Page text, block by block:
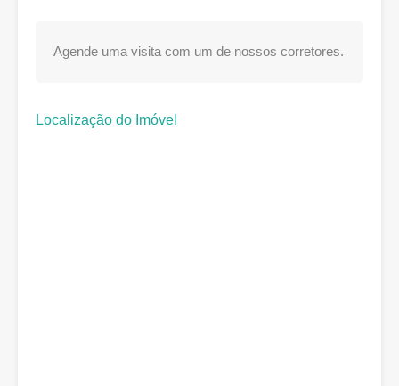
Agende uma visita com um de nossos corretores.
Localização do Imóvel